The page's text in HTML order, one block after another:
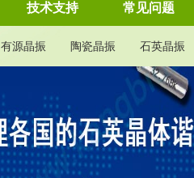
技术支持 常见问题
有源晶振 陶瓷晶振 石英晶振